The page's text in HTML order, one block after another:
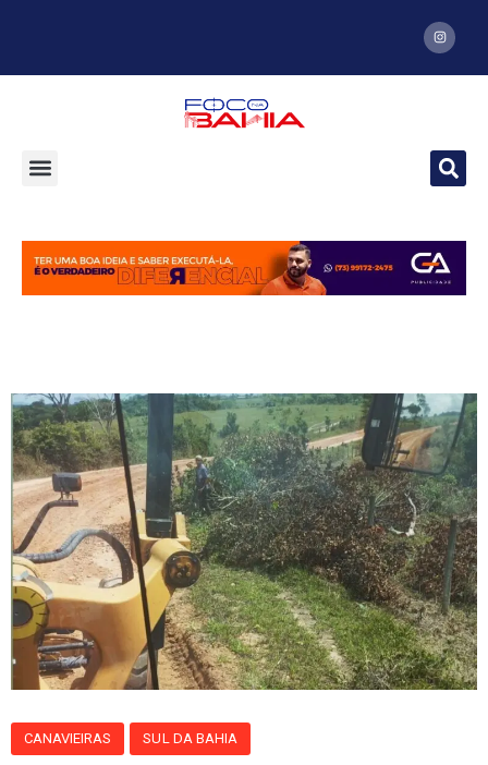
CANAVIEIRAS SUL DA BAHIA